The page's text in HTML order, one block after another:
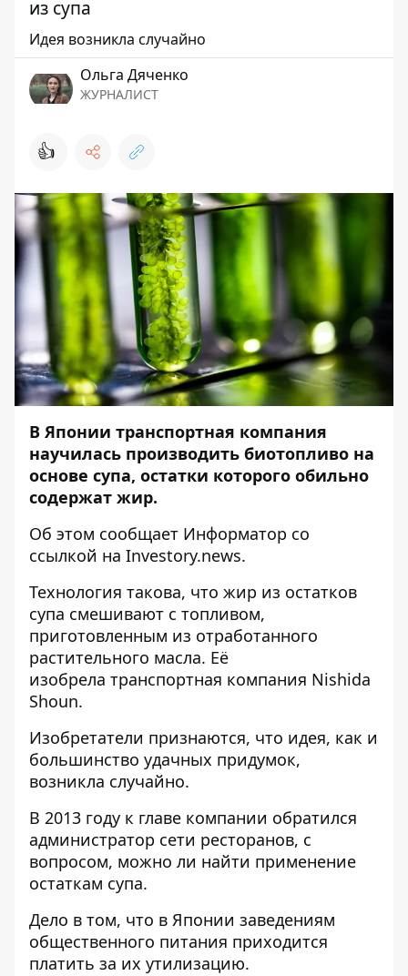
из супа
Идея возникла случайно
Ольга Дяченко
ЖУРНАЛИСТ
👍
В Японии транспортная компания
научилась производить биотопливо на
основе супа, остатки которого обильно
содержат жир.
Об этом сообщает Информатор со
ссылкой на Investory.news.
Технология такова, что жир из остатков
супа смешивают с топливом,
приготовленным из отработанного
растительного масла. Её
изобрела транспортная компания Nishida
Shoun.
Изобретатели признаются, что идея, как и
большинство удачных придумок,
возникла случайно.
В 2013 году к главе компании обратился
администратор сети ресторанов, с
вопросом, можно ли найти применение
остаткам супа.
Дело в том, что в Японии заведениям
общественного питания приходится
платить за их утилизацию.